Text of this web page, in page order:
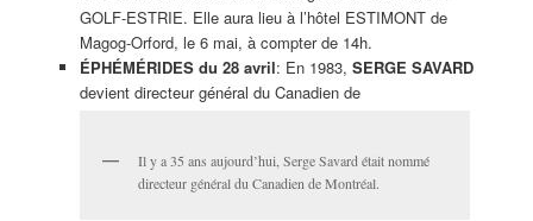
GOLF-ESTRIE. Elle aura lieu à l’hôtel ESTIMONT de
Magog-Orford, le 6 mai, à compter de 14h.
ÉPHÉMÉRIDES du 28 avril: En 1983, SERGE SAVARD
devient directeur général du Canadien de
Il y a 35 ans aujourd’hui, Serge Savard était nommé
directeur général du Canadien de Montréal.